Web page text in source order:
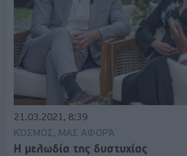
21.03.2021, 8:39
ΚΌΣΜΟΣ, ΜΑΣ ΑΦΟΡΆ
Η μελωδία της δυστυχίας